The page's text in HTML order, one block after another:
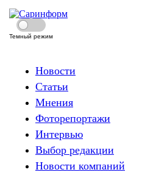
Темный режим
Новости
Статьи
Мнения
Фоторепортажи
Интервью
Выбор редакции
Новости компаний